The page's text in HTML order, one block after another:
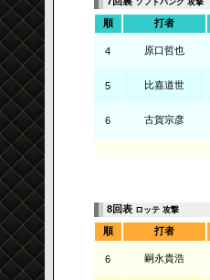
順 打者
4 原口哲也
5 比嘉道世
6 古賀宗彦
8回表 ロッテ 攻撃
順 打者
6 嗣永貴浩